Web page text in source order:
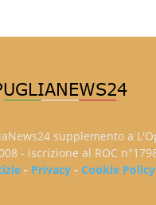
supplemento a
- iscrizione al ROC
- Privacy - Cookie Policy